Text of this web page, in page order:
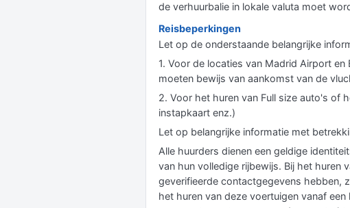
de verhuurbalie in lokale valuta moet
Reisbeperkingen
Let op de onderstaande belangrijke
1. Voor de locaties van Madrid Airport
moeten bewijs van aankomst van de
2. Voor het huren van Full size auto's of
instapkaart enz.)
Let op belangrijke informatie met
Alle huurders dienen een geldige
van hun volledige rijbewijs. Bij het huren
geverifieerde contactgegevens hebben,
het huren van deze voertuigen vanaf